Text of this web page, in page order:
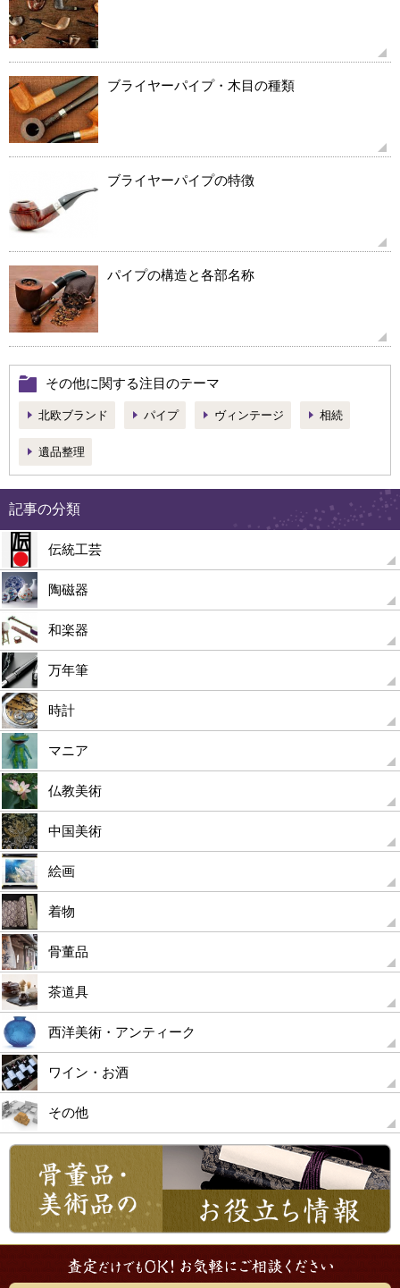
ブライヤーパイプ・木目の種類
ブライヤーパイプの特徴
パイプの構造と各部名称
その他に関する注目のテーマ
北欧ブランド パイプ ヴィンテージ 相続
遺品整理
記事の分類
伝統工芸
陶磁器
和楽器
万年筆
時計
マニア
仏教美術
中国美術
絵画
着物
骨董品
茶道具
西洋美術・アンティーク
ワイン・お酒
その他